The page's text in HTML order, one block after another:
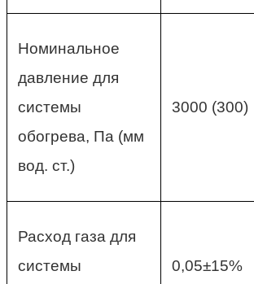
Номинальное
давление для
системы
обогрева, Па (мм
вод. ст.)
3000 (300)
Расход газа для
системы
0,05±15%